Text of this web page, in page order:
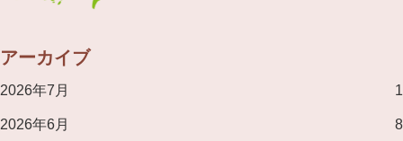
アーカイブ
2026年7月 1
2026年6月 8